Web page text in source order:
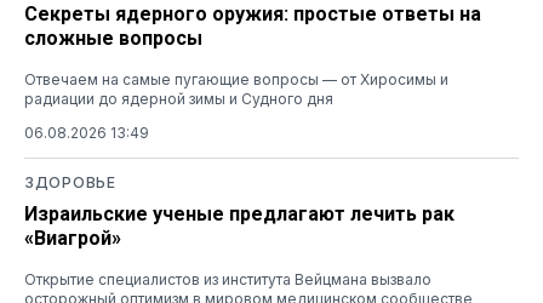
Секреты ядерного оружия: простые ответы на
сложные вопросы
Отвечаем на самые пугающие вопросы — от Хиросимы и
радиации до ядерной зимы и Судного дня
06.08.2026 13:49
ЗДОРОВЬЕ
Израильские ученые предлагают лечить рак
«Виагрой»
Открытие специалистов из института Вейцмана вызвало
осторожный оптимизм в мировом медицинском сообществе